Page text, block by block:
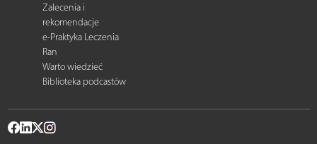
Zalecenia i
rekomendacje
e-Praktyka Leczenia
Ran
Warto wiedzieć
Biblioteka podcastów